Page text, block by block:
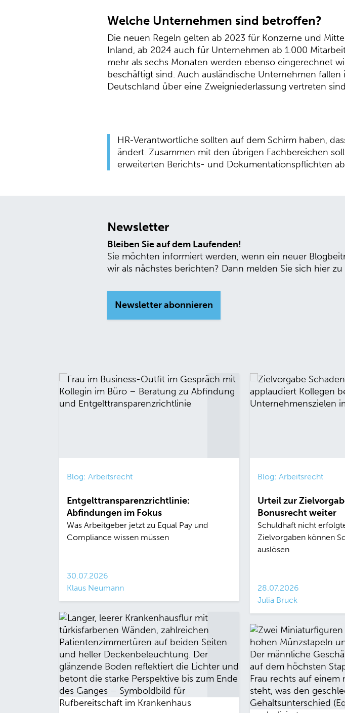
Welche Unternehmen sind betroffen?
Die neuen Regeln gelten ab 2023 für Konzerne und
Inland, ab 2024 auch für Unternehmen ab 1.000
mehr als sechs Monaten werden ebenso eingerechnet
beschäftigt sind. Auch ausländische Unternehmen
Deutschland über eine Zweigniederlassung vertreten
HR-Verantwortliche sollten auf dem Schirm haben,
ändert. Zusammen mit den übrigen Fachbereichen
erweiterten Berichts- und Dokumentationspflichten
Newsletter
Bleiben Sie auf dem Laufenden!
Sie möchten informiert werden, wenn ein neuer
wir als nächstes berichten? Dann melden Sie sich hier
Newsletter abonnieren
Blog: Arbeitsrecht
Entgelttransparenzrichtlinie:
Abfindungen im Fokus
Was Arbeitgeber jetzt zu Equal Pay und
Compliance wissen müssen
30.07.2026
Klaus Neumann
Blog: Arbeitsrecht
Urteil zur
Bonusrecht weiter
Schuldhaft nicht
Zielvorgaben können
auslösen
28.07.2026
Julia Bruck